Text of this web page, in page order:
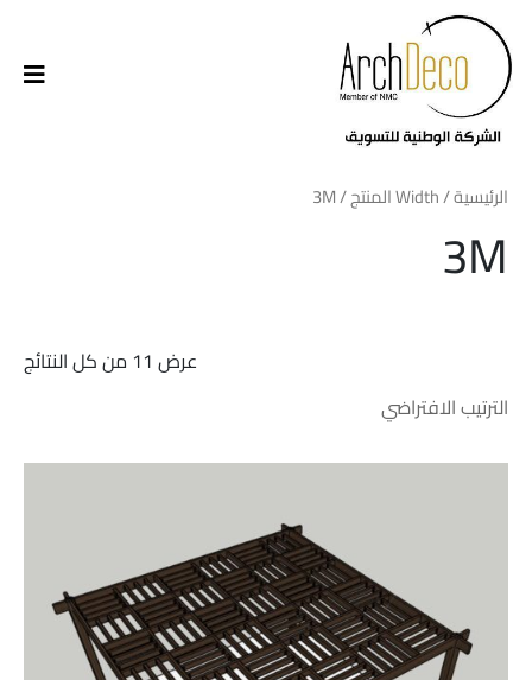
الرئيسية/ Width المنتج / 3M
3M
عرض ⁦11⁩ من كل النتائج